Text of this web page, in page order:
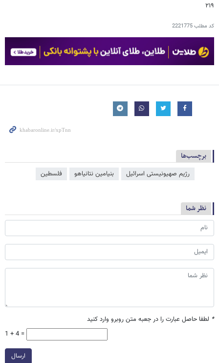
۲۱۹
کد مطلب2221775
برچسب‌ها
رژیم صهیونیستی اسرائیل بنیامین نتانیاهو فلسطین
نظر شما
* لطفا حاصل عبارت را در جعبه متن روبرو وارد کنید
1 + 4 =
ارسال